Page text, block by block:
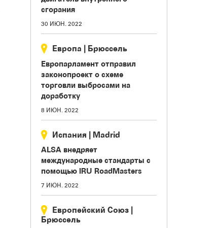
сгорания
30 ИЮН. 2022
Европа | Брюссель
Европарламент отправил
законопроект о схеме
торговли выбросами на
доработку
8 ИЮН. 2022
Испания | Madrid
ALSA внедряет
международные стандарты с
помощью IRU RoadMasters
7 ИЮН. 2022
Европейский Союз |
Брюссель